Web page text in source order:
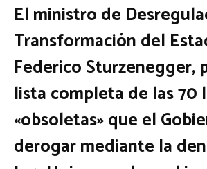
El ministro de
Transformación del
Federico Sturzenegger,
lista completa de las 70
«obsoletas» que el
derogar mediante la